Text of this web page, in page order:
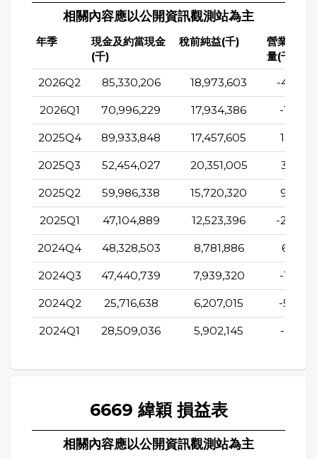
相關內容應以公開資訊觀測站為主
年季
現金及約當現金
(千)
稅前純益(千)
營業活動
量(千)
2026Q2 85,330,206 18,973,603 -
2026Q1 70,996,229 17,934,386 -
2025Q4 89,933,848 17,457,605
2025Q3 52,454,027 20,351,005
2025Q2 59,986,338 15,720,320
2025Q1 47,104,889 12,523,396 -
2024Q4 48,328,503 8,781,886
2024Q3 47,440,739 7,939,320 -
2024Q2 25,716,638 6,207,015 -
2024Q1 28,509,036 5,902,145 -
6669 緯穎 損益表
相關內容應以公開資訊觀測站為主